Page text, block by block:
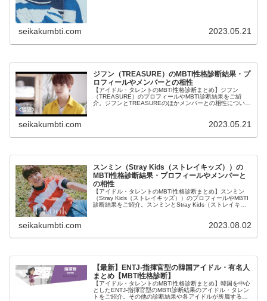
seikakumbti.com 2023.05.21
ジフン（TREASURE）のMBTI性格診断結果・プ
ロフィールやメンバーとの相性
【アイドル・タレントのMBTI性格診断まとめ】ジフン
（TREASURE）のプロフィールやMBTI診断結果をご紹
介。ジフンとTREASUREのほかメンバーとの相性について
seikakumbti.com 2023.05.21
スンミン（Stray Kids（ストレイキッズ））の
MBTI性格診断結果・プロフィールやメンバーと
の相性
【アイドル・タレントのMBTI性格診断まとめ】スンミン
（Stray Kids（ストレイキッズ））のプロフィールやMBTI
診断結果をご紹介。スンミンとStray Kids（ストレイキッ
seikakumbti.com 2023.08.02
【最新】ENTJ-指揮官型の韓国アイドル・有名人
まとめ【MBTI性格診断】
【アイドル・タレントのMBTI性格診断まとめ】韓国を中心
としたENTJ-指揮官型のMBTI診断結果のアイドル・タレン
トをご紹介。その他の診断結果や各アイドルが所属するグ